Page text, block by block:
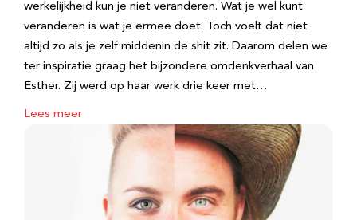
werkelijkheid kun je niet veranderen. Wat je wel kunt
veranderen is wat je ermee doet. Toch voelt dat niet
altijd zo als je zelf middenin de shit zit. Daarom delen we
ter inspiratie graag het bijzondere omdenkverhaal van
Esther. Zij werd op haar werk drie keer met…
Lees meer